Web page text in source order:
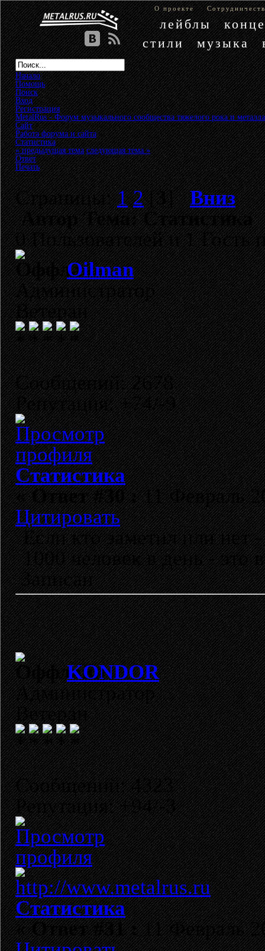
О проекте
лейблы
стили
музыка
Начало
Помощь
Поиск
Вход
Регистрация
MetalRus - Форум музыкального сообщества тяжелого рока и металла
Сайт»
Работа форума и сайта»
Статистика
« предыдущая тема следующая тема »
Ответ
Печать
Страницы:1 2[3]Вниз
АвторТема: Статистика
0 Пользователей и 1 Гость
Oilman
Администратор
Ветеран
Сообщений: 2678
Репутация: +74/-9
Статистика
«Ответ #30 :11 Февраль
Цитировать
Если кто заметил или нет
1000 человек в день - это
Записан
KONDOR
Администратор
Ветеран
Сообщений: 4323
Репутация: +94/-3
Статистика
«Ответ #31 :11 Февраль